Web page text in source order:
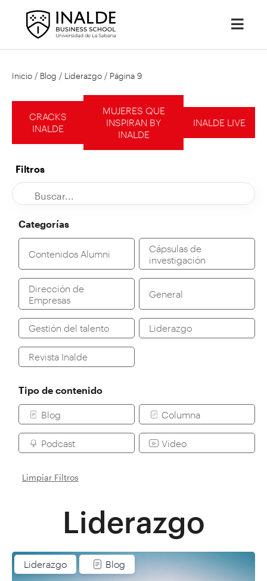
Inicio / Blog / Liderazgo / Página 9
CRACKS
INALDE
MUJERES QUE
INSPIRAN BY
INALDE
INALDE LIVE
Filtros
Categorías
Contenidos Alumni
Cápsulas de
investigación
Dirección de
Empresas
General
Gestión del talento Liderazgo
Revista Inalde
Tipo de contenido
Blog Columna
Podcast Video
Limpiar Filtros
Liderazgo
Liderazgo Blog